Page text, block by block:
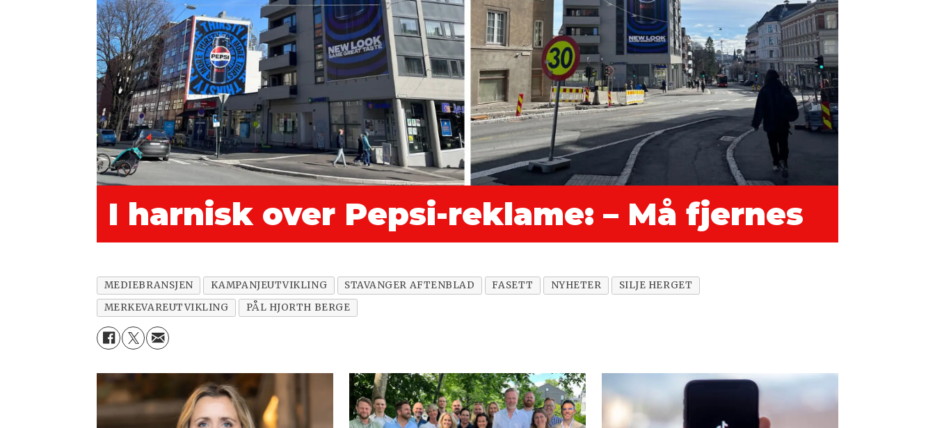
I harnisk over Pepsi-reklame: – Må fjernes
MEDIEBRANSJEN KAMPANJEUTVIKLING STAVANGER AFTENBLAD FASETT NYHETER
SILJE HERGET
MERKEVAREUTVIKLING
PÅL HJORTH BERGE